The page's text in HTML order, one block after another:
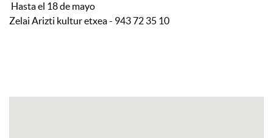
Hasta el 18 de mayo
Zelai Arizti kultur etxea - 943 72 35 10